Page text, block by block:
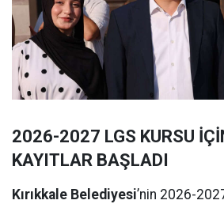
2026-2027 LGS KURSU
KAYITLAR BAŞLADI
Kırıkkale Belediyesi’nin 2026-